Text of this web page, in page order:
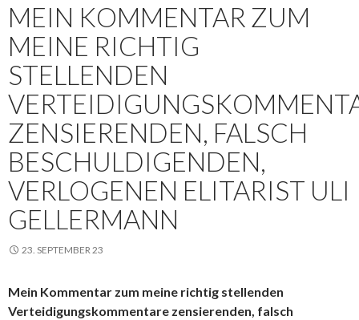
MEIN KOMMENTAR ZUM
MEINE RICHTIG
STELLENDEN
ZENSIERENDEN, FALSCH
BESCHULDIGENDEN,
VERLOGENEN ELITARIST ULI
GELLERMANN
23. SEPTEMBER 23
Mein Kommentar zum meine richtig stellenden
Verteidigungskommentare zensierenden, falsch